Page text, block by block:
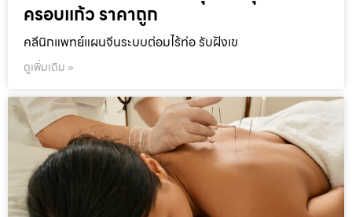
ครอบแก้ว ราคาถูก
คลีนิกแพทย์แผนจีนระบบต่อมไร้ท่อ รับฝังเข
ดูเพิ่มเติม »